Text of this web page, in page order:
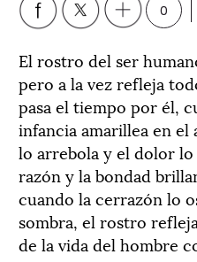
0
El rostro del ser
pero a la vez refleja
pasa el tiempo por él,
infancia amarillea en
lo arrebola y el dolor
razón y la bondad
cuando la cerrazón lo
sombra, el rostro
de la vida del hombre